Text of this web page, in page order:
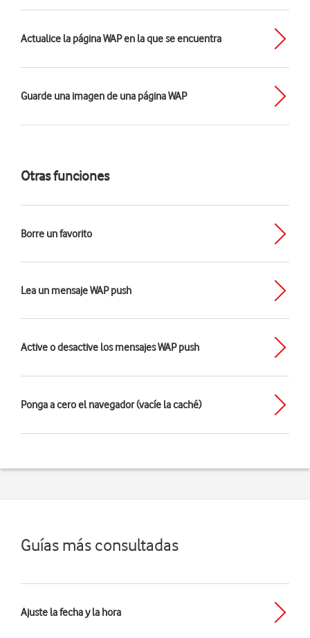
Actualice la página WAP en la que se encuentra
Guarde una imagen de una página WAP
Otras funciones
Borre un favorito
Lea un mensaje WAP push
Active o desactive los mensajes WAP push
Ponga a cero el navegador (vacíe la caché)
Guías más consultadas
Ajuste la fecha y la hora